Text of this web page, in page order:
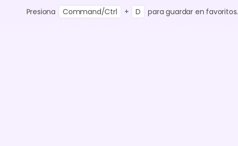
Presiona Command/Ctrl + D para guardar en favoritos.